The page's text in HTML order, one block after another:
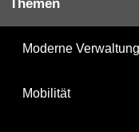
Themen
Moderne Verwaltung
Mobilität